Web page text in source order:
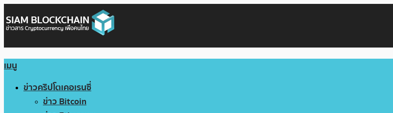
เมนู
ข่าวคริปโตเคอเรนซี่
ข่าว Bitcoin